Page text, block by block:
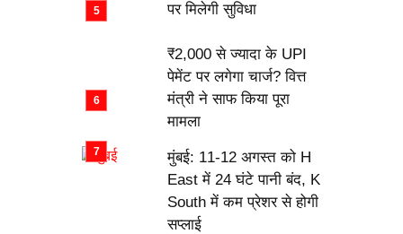
पर मिलेगी सुविधा
₹2,000 से ज्यादा के UPI
पेमेंट पर लगेगा चार्ज? वित्त
मंत्री ने साफ किया पूरा
मामला
मुंबई: 11-12 अगस्त को H
East में 24 घंटे पानी बंद, K
South में कम प्रेशर से होगी
सप्लाई